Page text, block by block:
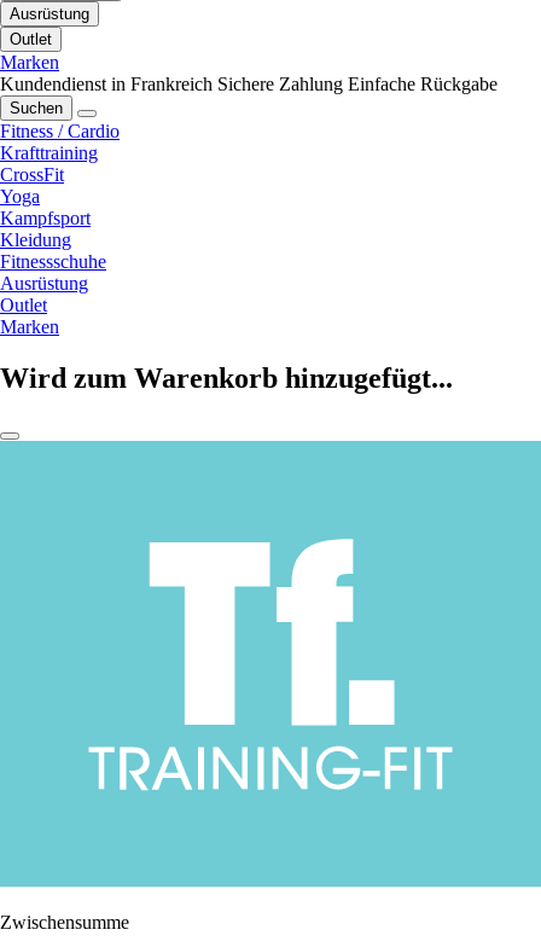
Ausrüstung
Outlet
Marken
Kundendienst in Frankreich Sichere Zahlung Einfache Rückgabe
Suchen
Fitness / Cardio
Krafttraining
CrossFit
Yoga
Kampfsport
Kleidung
Fitnessschuhe
Ausrüstung
Outlet
Marken
Wird zum Warenkorb hinzugefügt...
Zwischensumme